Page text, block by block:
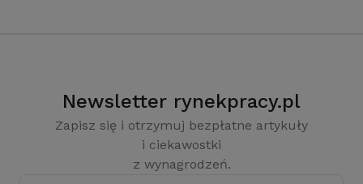
Newsletter rynekpracy.pl
Zapisz się i otrzymuj bezpłatne artykuły
i ciekawostki
z wynagrodzeń.